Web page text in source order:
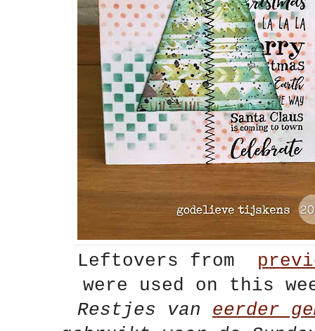
Leftovers from
were used on this
Restjes van eerder